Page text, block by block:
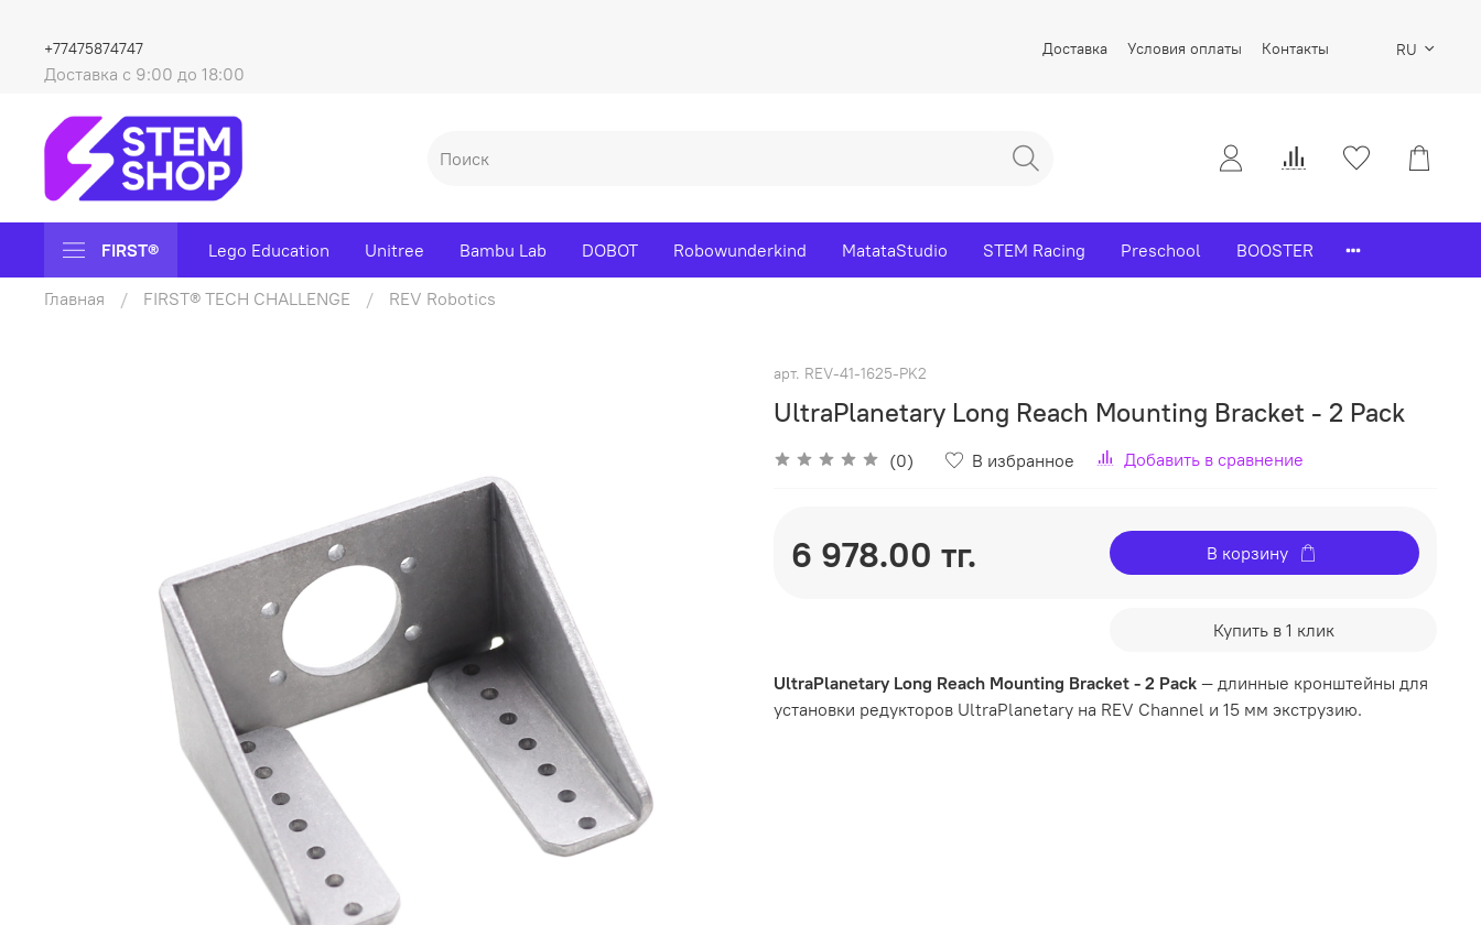
Доставка Условия оплаты Контакты
Доставка с 9:00 до 18:00
+77475874747 RU
FIRST® Lego Education Unitree Bambu Lab DOBOT Robowunderkind MatataStudio STEM Racing Preschool BOOSTER
Главная FIRST® TECH CHALLENGE REV Robotics
арт. REV-41-1625-PK2
UltraPlanetary Long Reach Mounting Bracket - 2 Pack
(0) В избранное Добавить в сравнение
6 978.00 тг. В корзину
Купить в 1 клик
UltraPlanetary Long Reach Mounting Bracket - 2 Pack — длинные кронштейны для
установки редукторов UltraPlanetary на REV Channel и 15 мм экструзию.